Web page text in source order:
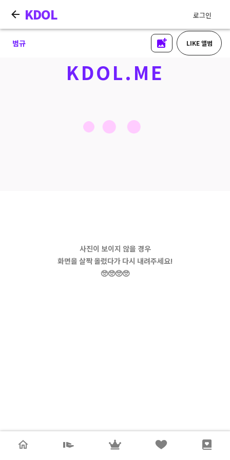
KDOL 로그인
범규 LIKE 앨범
KDOL.ME
사진이 보이지 않을 경우
화면을 살짝 올렸다가 다시 내려주세요!
🥺🥺🥺🥺